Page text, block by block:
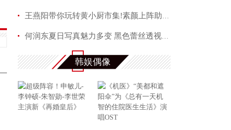
王燕阳带你玩转黄小厨市集!素颜上阵助力嫣然天使
何润东夏日写真魅力多变 黑色蕾丝透视西装性感吸
赵芮曝全新写真 笑靥如花展现十足冻龄魅力
韩娱偶像